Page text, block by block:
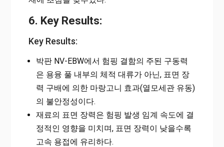
6. Key Results:
Key Results:
박판 NV-EBW에서 험핑 결함의 주된 구동력
은 용융 풀 내부의 체적 대류가 아닌, 표면 장
력 구배에 의한 마랑고니 효과(열모세관 유동)
의 불안정성이다.
재료의 표면 장력은 험핑 발생 임계 속도에 결
정적인 영향을 미치며, 표면 장력이 낮을수록
고속 용접에 유리하다.